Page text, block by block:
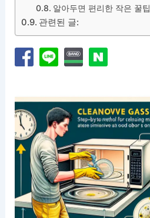
알아두면 편리한 작은 꿀팁
관련된 글: